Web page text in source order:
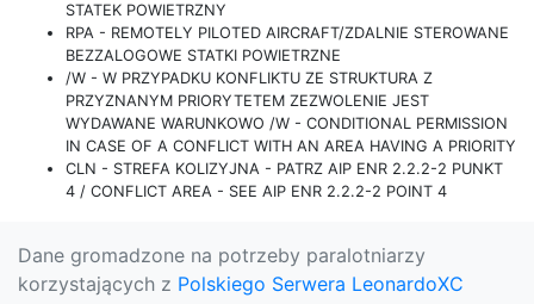
STATEK POWIETRZNY
RPA - REMOTELY PILOTED AIRCRAFT/ZDALNIE STEROWANE
BEZZALOGOWE STATKI POWIETRZNE
/W - W PRZYPADKU KONFLIKTU ZE STRUKTURA Z
PRZYZNANYM PRIORYTETEM ZEZWOLENIE JEST
WYDAWANE WARUNKOWO /W - CONDITIONAL PERMISSION
IN CASE OF A CONFLICT WITH AN AREA HAVING A PRIORITY
CLN - STREFA KOLIZYJNA - PATRZ AIP ENR 2.2.2-2 PUNKT
4 / CONFLICT AREA - SEE AIP ENR 2.2.2-2 POINT 4
Dane gromadzone na potrzeby paralotniarzy
korzystających z Polskiego Serwera LeonardoXC